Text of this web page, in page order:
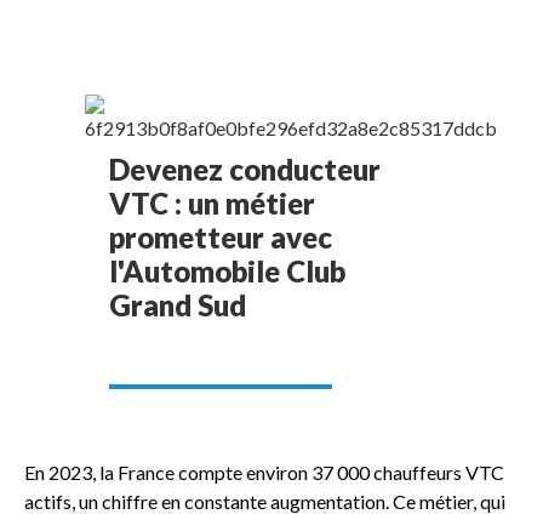
Devenez conducteur
VTC : un métier
prometteur avec
l'Automobile Club
Grand Sud
En 2023, la France compte environ 37 000 chauffeurs VTC
actifs, un chiffre en constante augmentation. Ce métier, qui